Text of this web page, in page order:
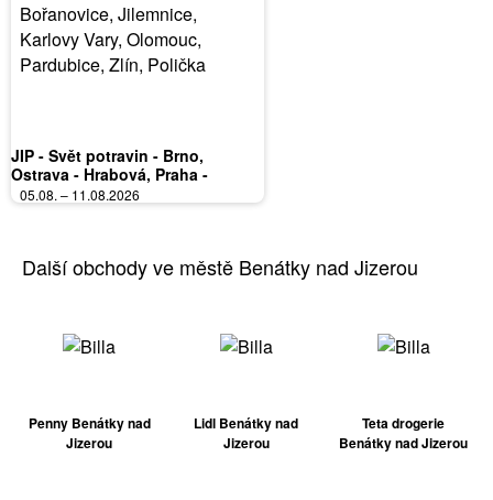
JIP - Svět potravin - Brno,
Ostrava - Hrabová, Praha -
Bořanovice, Jilemnice, Karlovy
Vary, Olomouc, Pardubice, Zlín,
05.08. – 11.08.2026
Další obchody ve městě Benátky nad Jizerou
Penny Benátky nad
Jizerou
Lidl Benátky nad
Jizerou
Teta drogerie
Benátky nad Jizerou